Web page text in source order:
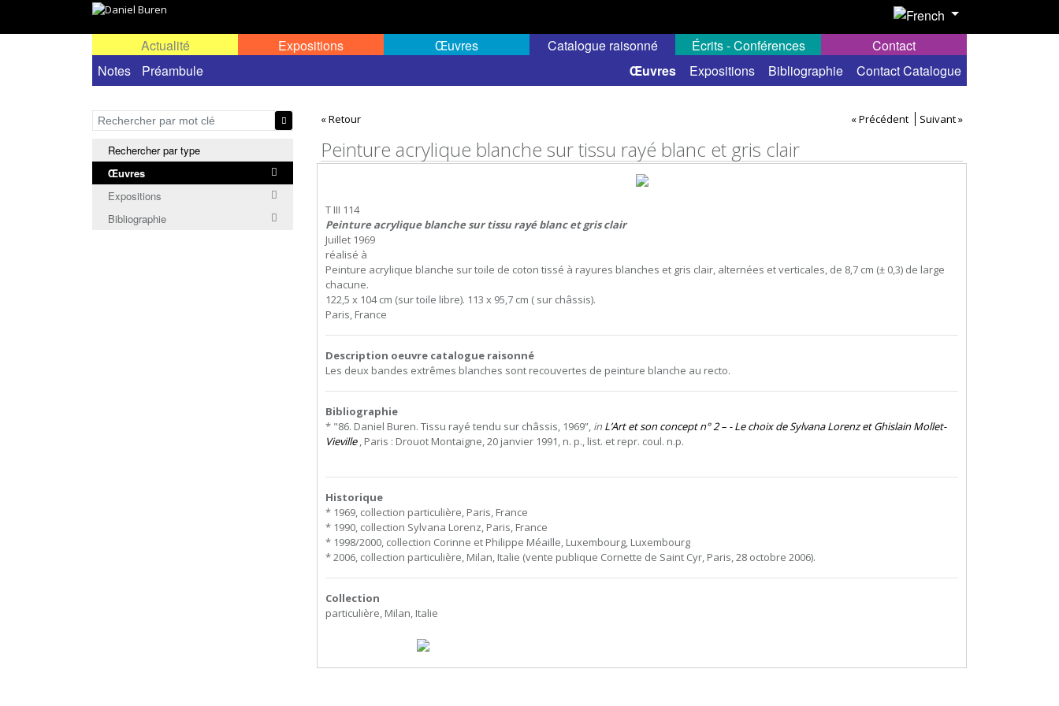
Actualité Expositions
Œuvres
Œuvres permanentes dans l'espace public ou semi-public
Catalogue raisonné
Notes
Préambule Œuvres Expositions Bibliographie Contact Catalogue
Écrits - Conférences Contact
Rechercher par type
Œuvres
Expositions
Bibliographie
« Retour « Précédent Suivant »
Peinture acrylique blanche sur tissu rayé blanc et gris clair
T III 114
Peinture acrylique blanche sur tissu rayé blanc et gris clair
Juillet 1969
réalisé à
Peinture acrylique blanche sur toile de coton tissé à rayures blanches et gris clair, alternées et verticales, de 8,7 cm (± 0,3) de large
chacune.
122,5 x 104 cm (sur toile libre). 113 x 95,7 cm ( sur châssis).
Paris, France
Description oeuvre catalogue raisonné
Les deux bandes extrêmes blanches sont recouvertes de peinture blanche au recto.
Bibliographie
* "86. Daniel Buren. Tissu rayé tendu sur châssis, 1969”, in L’Art et son concept n° 2 – - Le choix de Sylvana Lorenz et Ghislain Mollet-
Vieville, Paris : Drouot Montaigne, 20 janvier 1991, n. p., list. et repr. coul. n.p.
Historique
* 1969, collection particulière, Paris, France
* 1990, collection Sylvana Lorenz, Paris, France
* 1998/2000, collection Corinne et Philippe Méaille, Luxembourg, Luxembourg
* 2006, collection particulière, Milan, Italie (vente publique Cornette de Saint Cyr, Paris, 28 octobre 2006).
Collection
particulière, Milan, Italie